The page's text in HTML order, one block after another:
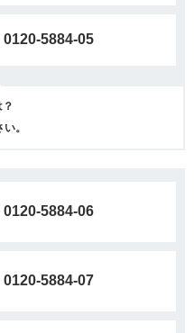
0120-5884-05
。
0120-5884-06
0120-5884-07